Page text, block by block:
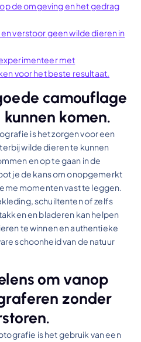
de omgeving en het gedrag
verstoor geen wilde dieren in
met
voor het beste resultaat.
camouflage
komen.
is het zorgen voor een
wilde dieren te kunnen
en op te gaan in de
je de kans om onopgemerkt
momenten vast te leggen.
schuiltenten of zelfs
en bladeren kan helpen
te winnen en authentieke
schoonheid van de natuur
om vanop
zonder
is het gebruik van een